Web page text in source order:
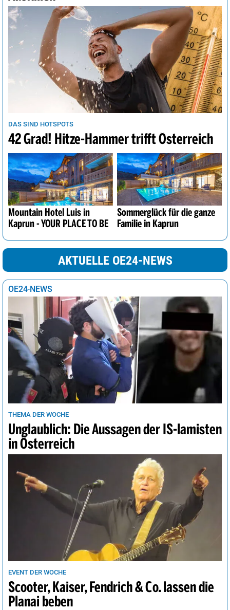
DAS SIND HOTSPOTS
42 Grad! Hitze-Hammer trifft Österreich
Mountain Hotel Luis in
Kaprun - YOUR PLACE TO BE
Sommerglück für die ganze
Familie in Kaprun
AKTUELLE OE24-NEWS
OE24-NEWS
THEMA DER WOCHE
Unglaublich: Die Aussagen der IS-lamisten
in Österreich
EVENT DER WOCHE
Scooter, Kaiser, Fendrich & Co. lassen die
Planai beben